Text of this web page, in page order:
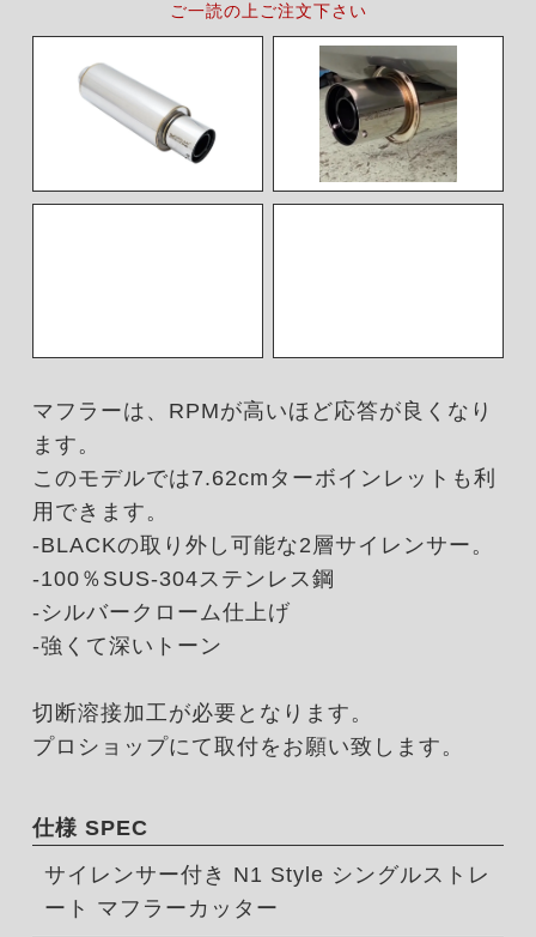
ご一読の上ご注文下さい
マフラーは、RPMが高いほど応答が良くなり
ます。
このモデルでは7.62cmターボインレットも利
用できます。
-BLACKの取り外し可能な2層サイレンサー。
-100％SUS-304ステンレス鋼
-シルバークローム仕上げ
-強くて深いトーン
切断溶接加工が必要となります。
プロショップにて取付をお願い致します。
仕様 SPEC
サイレンサー付き N1 Style シングルストレ
ート マフラーカッター